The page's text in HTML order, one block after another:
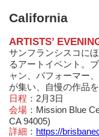
California
ARTISTS’
サンフランシスコに
るアートイベント。
ャン、パフォーマー
が集い、自慢の作品を
日程 ：2月3日
会場 ：Mission Blue
CA 94005)
詳細 ： https://